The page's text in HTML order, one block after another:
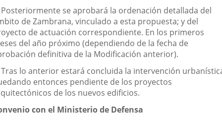
Posteriormente se aprobará la ordenación detallada del
de Zambrana, vinculado a esta propuesta; y del
de actuación correspondiente. En los primeros
del año próximo (dependiendo de la fecha de
definitiva de la Modificación anterior).
Tras lo anterior estará concluida la intervención
entonces pendiente de los proyectos
de los nuevos edificios.
con el Ministerio de Defensa